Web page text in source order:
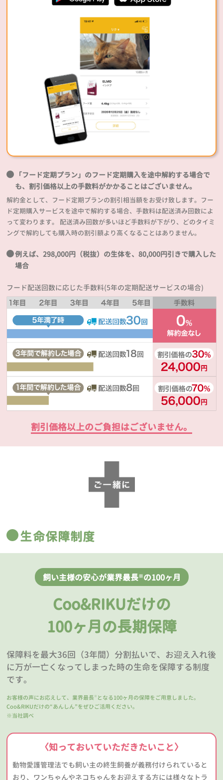
「フード定期プラン」のフード定期購入を途中解約する場合で
も、割引価格以上の手数料がかかることはございません。
解約金として、フード定期プランの割引相当額をお受け致します。フー
ド定期購入サービスを途中で解約する場合、手数料は配送済み回数によ
って変わります。 配送済み回数が多いほど手数料が下がり、どのタイミ
ングで解約しても購入時の割引額より高くなることはありません。
例えば、298,000円（税抜）の生体を、80,000円引きで購入した
場合
フード配送回数に応じた手数料(5年の定期配送サービスの場合)
割引価格以上のご負担はございません。
生命保障制度
飼い主様の安心が業界最長※の100ヶ月
Coo&RIKUだけの
100ヶ月の長期保障
保障料を最大36回（3年間）分割払いで、お迎え入れ後
に万が一亡くなってしまった時の生命を保障する制度
です。
お客様の声にお応えして、業界最長 ※ となる100ヶ月の保障をご用意しました。
Coo&RIKUだけの“あんしん”をぜひご活用ください。
※当社調べ
〈知っておいていただきたいこと〉
動物愛護管理法でも飼い主の終生飼養が義務付けられていると
おり、ワンちゃんやネコちゃんをお迎えする方には様々なトラ